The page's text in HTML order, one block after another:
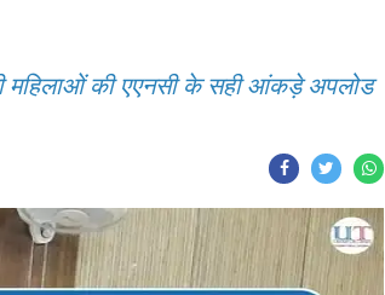
महिलाओं की एएनसी के सही आंकड़े अपलोड